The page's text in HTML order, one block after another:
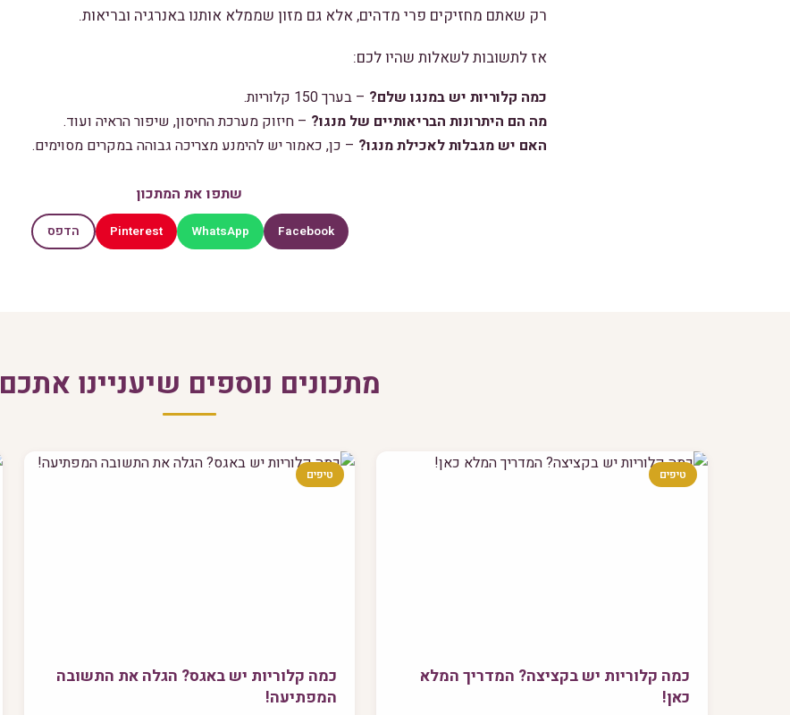
רק שאתם מחזיקים פרי מדהים, אלא גם מזון שממלא אותנו באנרגיה ובריאות.
אז לתשובות לשאלות שהיו לכם:
כמה קלוריות יש במנגו שלם? – בערך 150 קלוריות.
מה הם היתרונות הבריאותיים של מנגו? – חיזוק מערכת החיסון, שיפור הראיה ועוד.
האם יש מגבלות לאכילת מנגו? – כן, כאמור יש להימנע מצריכה גבוהה במקרים מסוימים.
שתפו את המתכון
Facebook
WhatsApp
Pinterest הדפס
מתכונים נוספים שיעניינו אתכם
טיפים
כמה קלוריות יש בקציצה? המדריך המלא
כאן!
טיפים
כמה קלוריות יש באגס? הגלה את התשובה
המפתיעה!